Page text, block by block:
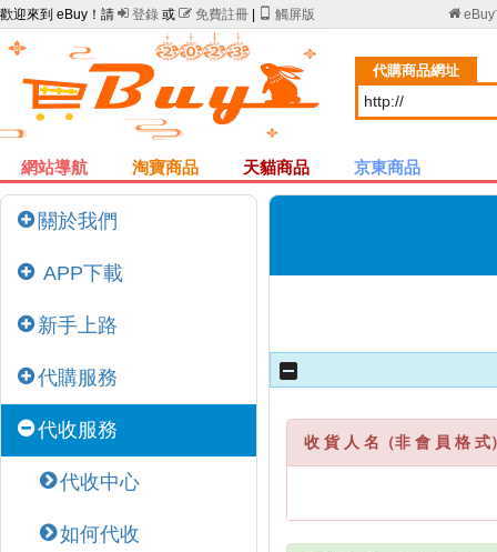
歡迎來到 eBuy！請  登錄 或  免費註冊 觸屏版 eBuy
代購商品網址
網站導航 淘寶商品 天貓商品 京東商品
關於我們
APP下載
新手上路
代購服務
代收服務
代收中心
如何代收
收 貨 人 名（非 會 員 格 式